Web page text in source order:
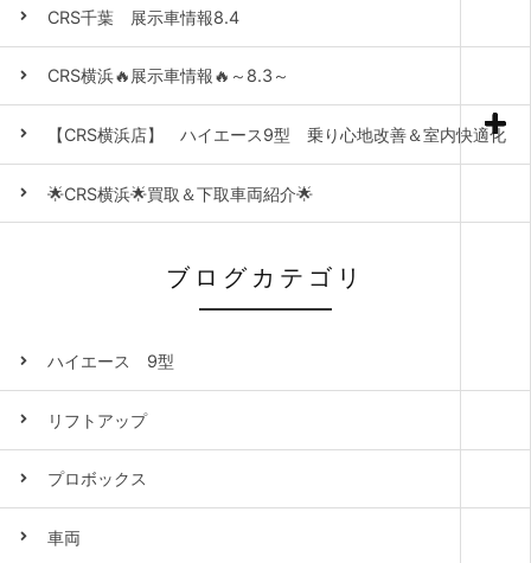
CRS千葉 展示車情報8.4
CRS横浜🔥展示車情報🔥～8.3～
【CRS横浜店】 ハイエース9型 乗り心地改善＆室内快適化
🌟CRS横浜🌟買取＆下取車両紹介🌟
ブログカテゴリ
ハイエース 9型
リフトアップ
プロボックス
車両